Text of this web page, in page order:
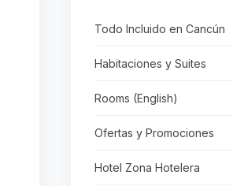
Todo Incluido en Cancún
Habitaciones y Suites
Rooms (English)
Ofertas y Promociones
Hotel Zona Hotelera